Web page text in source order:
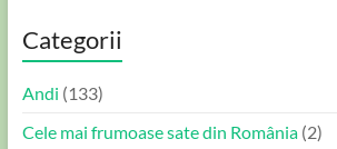
Categorii
Andi (133)
Cele mai frumoase sate din România(2)